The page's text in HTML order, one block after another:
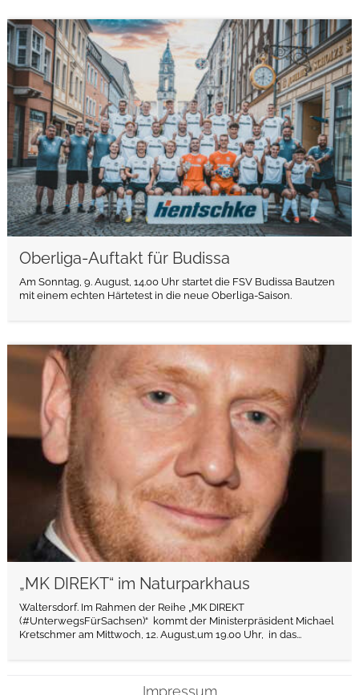
Oberliga-Auftakt für Budissa
Am Sonntag, 9. August, 14.00 Uhr startet die FSV Budissa Bautzen
mit einem echten Härtetest in die neue Oberliga-Saison.
weiterlesen
„MK DIREKT“ im Naturparkhaus
Waltersdorf. Im Rahmen der Reihe „MK DIREKT
(#UnterwegsFürSachsen)“ kommt der Ministerpräsident Michael
Kretschmer am Mittwoch, 12. August,um 19.00 Uhr, in das...
weiterlesen